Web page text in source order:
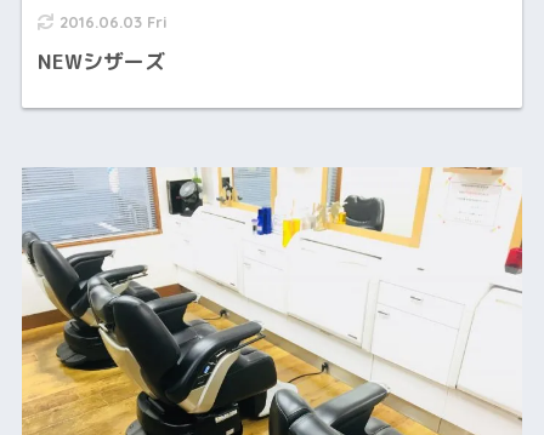
2016.06.03 Fri
NEWシザーズ